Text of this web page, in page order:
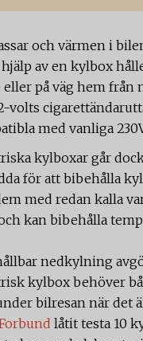
och värmen i
hjälp av en kylbox
på väg hem från
volts
med vanliga
kylboxar går
för att bibehålla
med redan kalla
kan bibehålla
nedkylning
kylbox behöver
bilresan när det
låtit testa 10